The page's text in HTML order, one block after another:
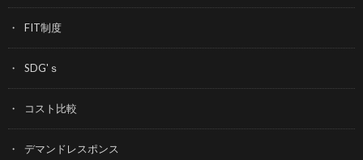
FIT制度
SDG'ｓ
コスト比較
デマンドレスポンス